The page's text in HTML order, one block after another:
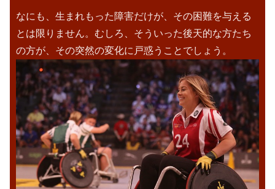
なにも、生まれもった障害だけが、その困難を与える
とは限りません。むしろ、そういった後天的な方たち
の方が、その突然の変化に戸惑うことでしょう。